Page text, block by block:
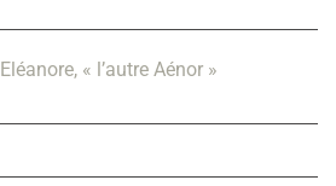
« l’autre Aénor »